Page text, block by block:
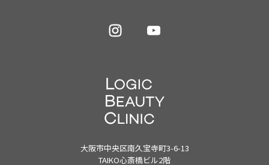
大阪市中央区南久宝寺町3-6-13
TAIKO心斎橋ビル2階